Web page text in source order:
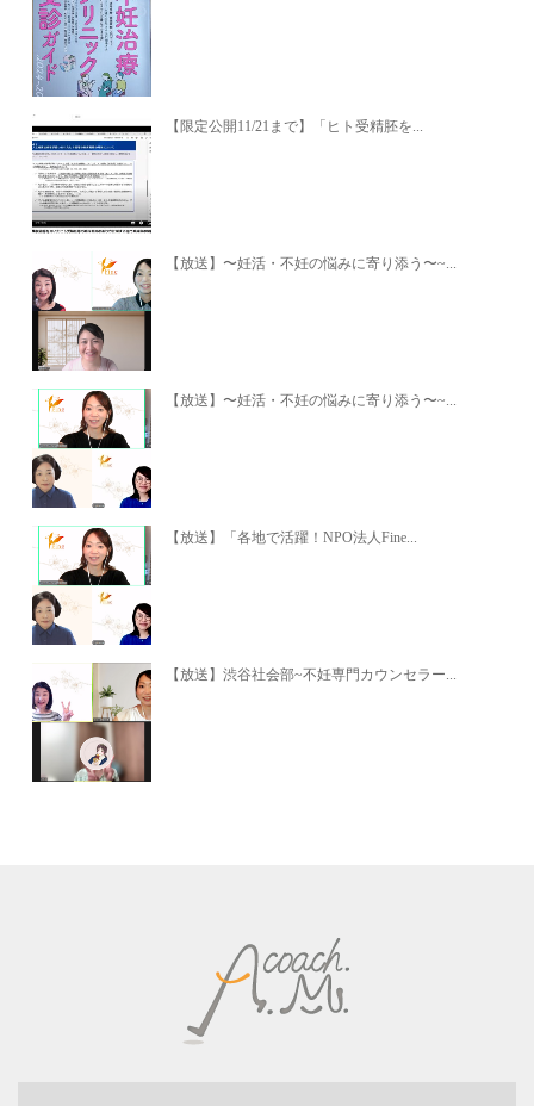
【限定公開11/21まで】「ヒト受精胚を...
【放送】〜妊活・不妊の悩みに寄り添う〜~...
【放送】〜妊活・不妊の悩みに寄り添う〜~...
【放送】「各地で活躍！NPO法人Fine...
【放送】渋谷社会部~不妊専門カウンセラー...